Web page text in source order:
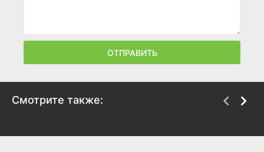
ОТПРАВИТЬ
Смотрите также: